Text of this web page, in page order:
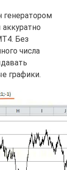
генератором
Без
числа
графики.